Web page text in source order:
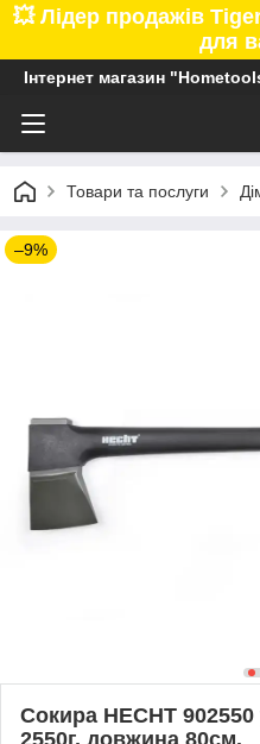
💥 Лідер продажів
для
Інтернет магазин
Товари та послуги
–9%
Сокира HECHT
2550г, довжина 80см.